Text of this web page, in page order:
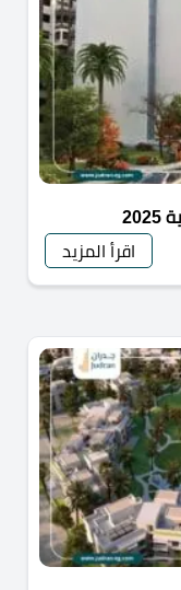
اقرأ المزيد